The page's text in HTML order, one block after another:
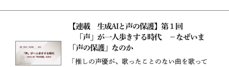
【連載 生成AIと声の保護】第１回
「声」が一人歩きする時代 －なぜいま
「声の保護」なのか
「推しの声優が、歌ったことのない曲を歌って